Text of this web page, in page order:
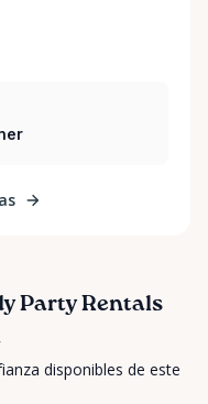
Party Rentals
disponibles de este